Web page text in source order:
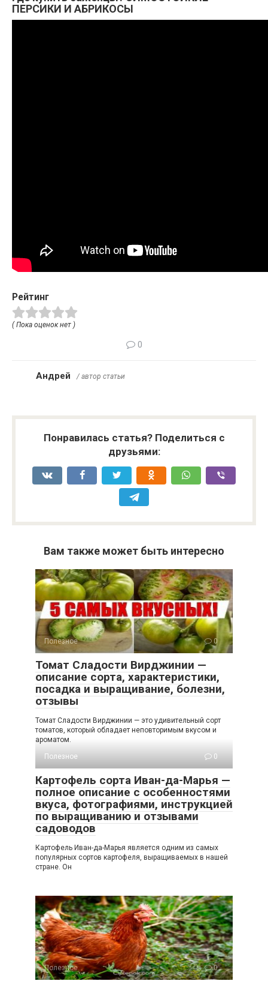
ПЕРСИКИ И АБРИКОСЫ
Рейтинг
( Пока оценок нет )
0
Андрей / автор статьи
Понравилась статья? Поделиться с
друзьями:
Вам также может быть интересно
Полезное 0
Томат Сладости Вирджинии —
описание сорта, характеристики,
посадка и выращивание, болезни,
отзывы
Томат Сладости Вирджинии — это удивительный сорт
томатов, который обладает неповторимым вкусом и
ароматом.
Полезное
0
Картофель сорта Иван-да-Марья —
полное описание с особенностями
вкуса, фотографиями, инструкцией
по выращиванию и отзывами
садоводов
Картофель Иван-да-Марья является одним из самых
популярных сортов картофеля, выращиваемых в нашей
стране. Он
Полезное 0